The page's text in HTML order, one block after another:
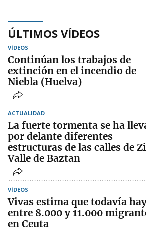
ÚLTIMOS VÍDEOS
VÍDEOS
Continúan los trabajos de
extinción en el incendio de
Niebla (Huelva)
ACTUALIDAD
La fuerte tormenta se ha
por delante diferentes
estructuras de las calles de
Valle de Baztan
VÍDEOS
Vivas estima que todavía
entre 8.000 y 11.000
en Ceuta